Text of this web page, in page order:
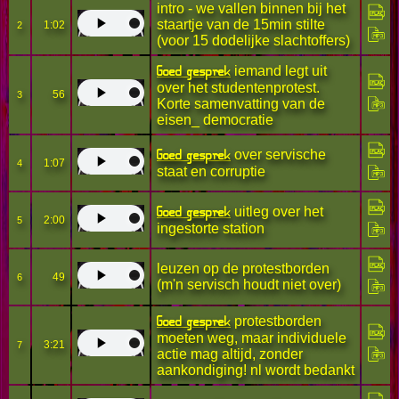
2 1:02
intro - we vallen binnen bij het
staartje van de 15min stilte
(voor 15 dodelijke slachtoffers)
3 56
Goed gesprek iemand legt uit
over het studentenprotest.
Korte samenvatting van de
eisen_ democratie
4 1:07 Goed gesprek over servische
staat en corruptie
5 2:00 Goed gesprek uitleg over het
ingestorte station
6 49
leuzen op de protestborden
(m'n servisch houdt niet over)
7 3:21
Goed gesprek protestborden
moeten weg, maar individuele
actie mag altijd, zonder
aankondiging! nl wordt bedankt